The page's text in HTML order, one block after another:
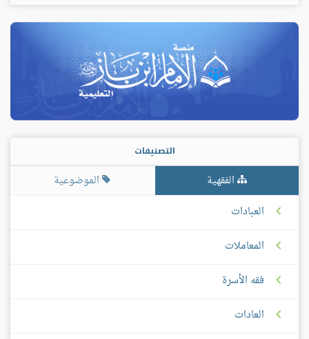
التصنيفات
الفقهية
الموضوعية
العبادات
المعاملات
فقه الأسرة
العادات